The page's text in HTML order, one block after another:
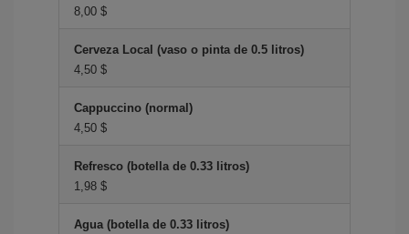
8,00 $
Cerveza Local (vaso o pinta de 0.5 litros)
4,50 $
Cappuccino (normal)
4,50 $
Refresco (botella de 0.33 litros)
1,98 $
Agua (botella de 0.33 litros)